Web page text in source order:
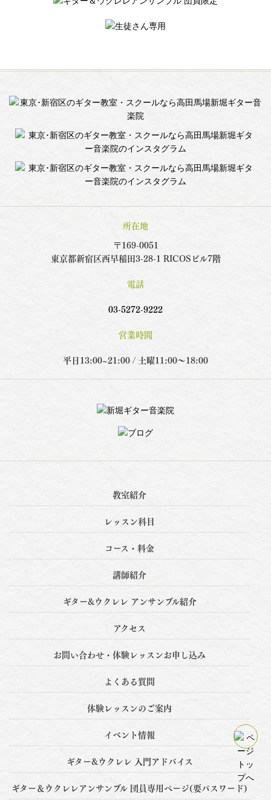
所在地
〒169-0051
東京都新宿区西早稲田3-28-1 RICOSビル7階
電話
03-5272-9222
営業時間
平日13:00~21:00 / 土曜11:00～18:00
教室紹介
レッスン科目
コース・料金
講師紹介
ギター&ウクレレ アンサンブル紹介
アクセス
お問い合わせ・体験レッスンお申し込み
よくある質問
体験レッスンのご案内
イベント情報
ギター&ウクレレ 入門アドバイス
ギター＆ウクレレアンサンブル 団員専用ぺージ(要パスワード)